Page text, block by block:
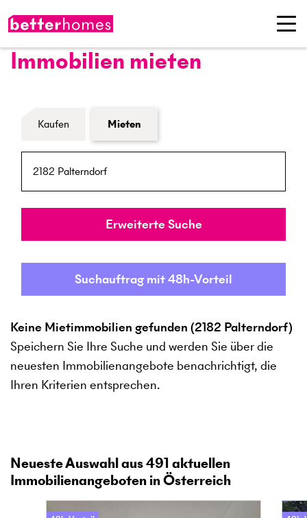
Immobilien mieten
Formular Immobiliensuche
Kaufen Mieten
Umkreis
Erweiterte Suche
Suchauftrag mit 48h-Vorteil
Keine Mietimmobilien gefunden (2182 Palterndorf)
Speichern Sie Ihre Suche und werden Sie über die
neuesten Immobilienangebote benachrichtigt, die
Ihren Kriterien entsprechen.
Neueste Auswahl aus491aktuellen
Immobilienangeboten in Österreich